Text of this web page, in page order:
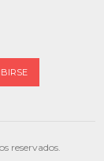
reservados.